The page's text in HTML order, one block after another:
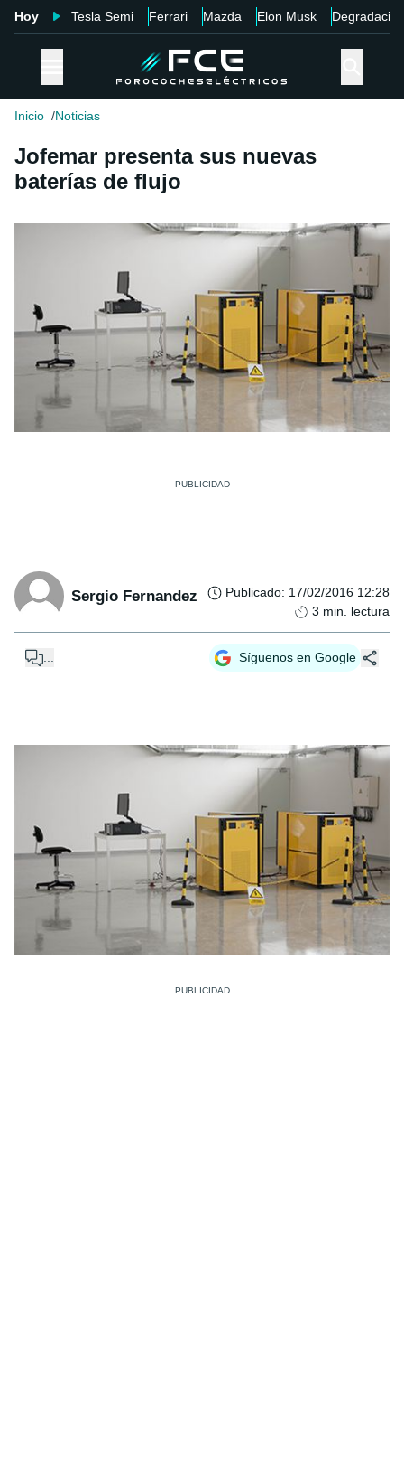
Hoy Tesla Semi Ferrari Mazda Elon Musk Degradación
Inicio Noticias
Jofemar presenta sus nuevas
baterías de flujo
Sergio Fernandez Publicado: 17/02/2016 12:28
3 min. lectura
... Síguenos en Google